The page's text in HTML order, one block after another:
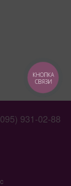
931-02-88
КНОПКА
СВЯЗИ